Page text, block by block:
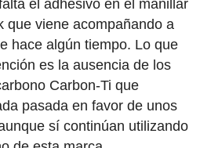
el adhesivo en el manillar
que viene acompañando a
hace algún tiempo. Lo que
es la ausencia de los
Carbon-Ti que
pasada en favor de unos
sí continúan utilizando